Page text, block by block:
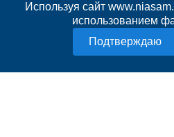
Используя сайт
использованием
Политика конфиденциальности
Согласие на обработку персональных